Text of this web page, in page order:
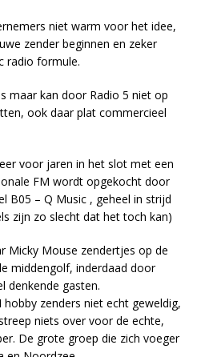
niet warm voor het idee,
zender beginnen en zeker
radio formule.
maar kan door Radio 5 niet op
ook daar plat commercieel
voor jaren in het slot met een
FM wordt opgekocht door
B05 – Q Music , geheel in strijd
zijn zo slecht dat het toch kan)
Micky Mouse zendertjes op de
middengolf, inderdaad door
denkende gasten.
zenders niet echt geweldig,
niets over voor de echte,
De grote groep die zich voeger